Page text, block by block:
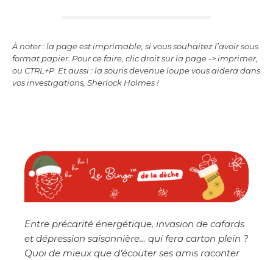
À noter : la page est imprimable, si vous souhaitez l’avoir sous
format papier. Pour ce faire, clic droit sur la page -> imprimer,
ou CTRL+P Et aussi : la souris devenue loupe vous aidera dans
vos investigations, Sherlock Holmes !
Entre précarité énergétique, invasion de cafards
et dépression saisonnière… qui fera carton plein ?
Quoi de mieux que d’écouter ses amis raconter